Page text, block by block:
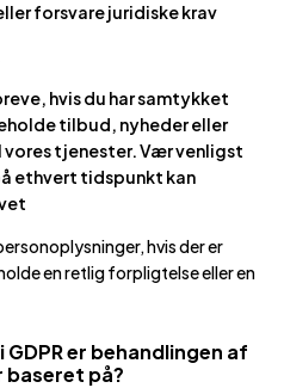
forsvare juridiske krav
hvis du har samtykket
tilbud, nyheder eller
tjenester. Vær venligst
ethvert tidspunkt kan
hvis der er
en retlig forpligtelse eller en
er behandlingen af
baseret på?